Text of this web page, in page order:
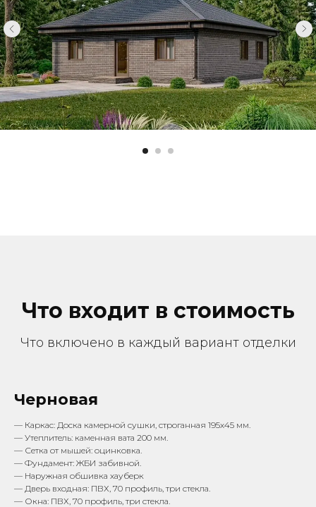
Что входит в стоимость
Что включено в каждый вариант отделки
Черновая
— Каркас: Доска камерной сушки, строганная 195х45 мм.
— Утеплитель: каменная вата 200 мм.
— Сетка от мышей: оцинковка.
— Фундамент: ЖБИ забивной.
— Наружная обшивка хауберк
— Дверь входная: ПВХ, 70 профиль, три стекла.
— Окна: ПВХ, 70 профиль, три стекла.